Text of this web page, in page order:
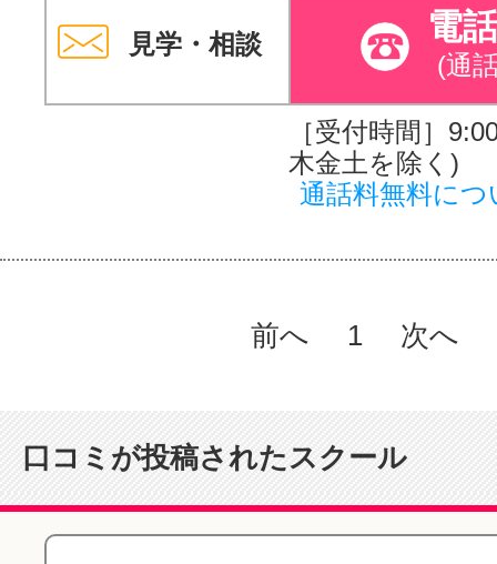
見学・相談 電
(通
［受付時間］
木金土を除く)
通話料無料につ
前へ 1 次へ
口コミが投稿されたスクール